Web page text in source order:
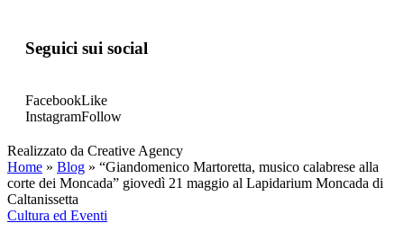
Seguici sui social
FacebookLike
InstagramFollow
Realizzato da Creative Agency
Home » Blog » “Giandomenico Martoretta, musico calabrese alla
corte dei Moncada” giovedì 21 maggio al Lapidarium Moncada di
Caltanissetta
Cultura ed Eventi